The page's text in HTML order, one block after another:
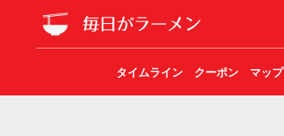
タイムライン クーポン マップ